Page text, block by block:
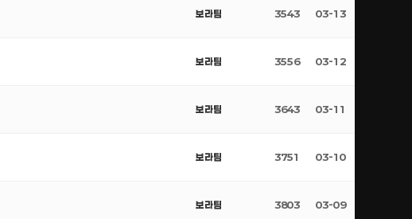
보라팀 3543 03-13
보라팀 3556 03-12
보라팀 3643 03-11
보라팀 3751 03-10
보라팀 3803 03-09